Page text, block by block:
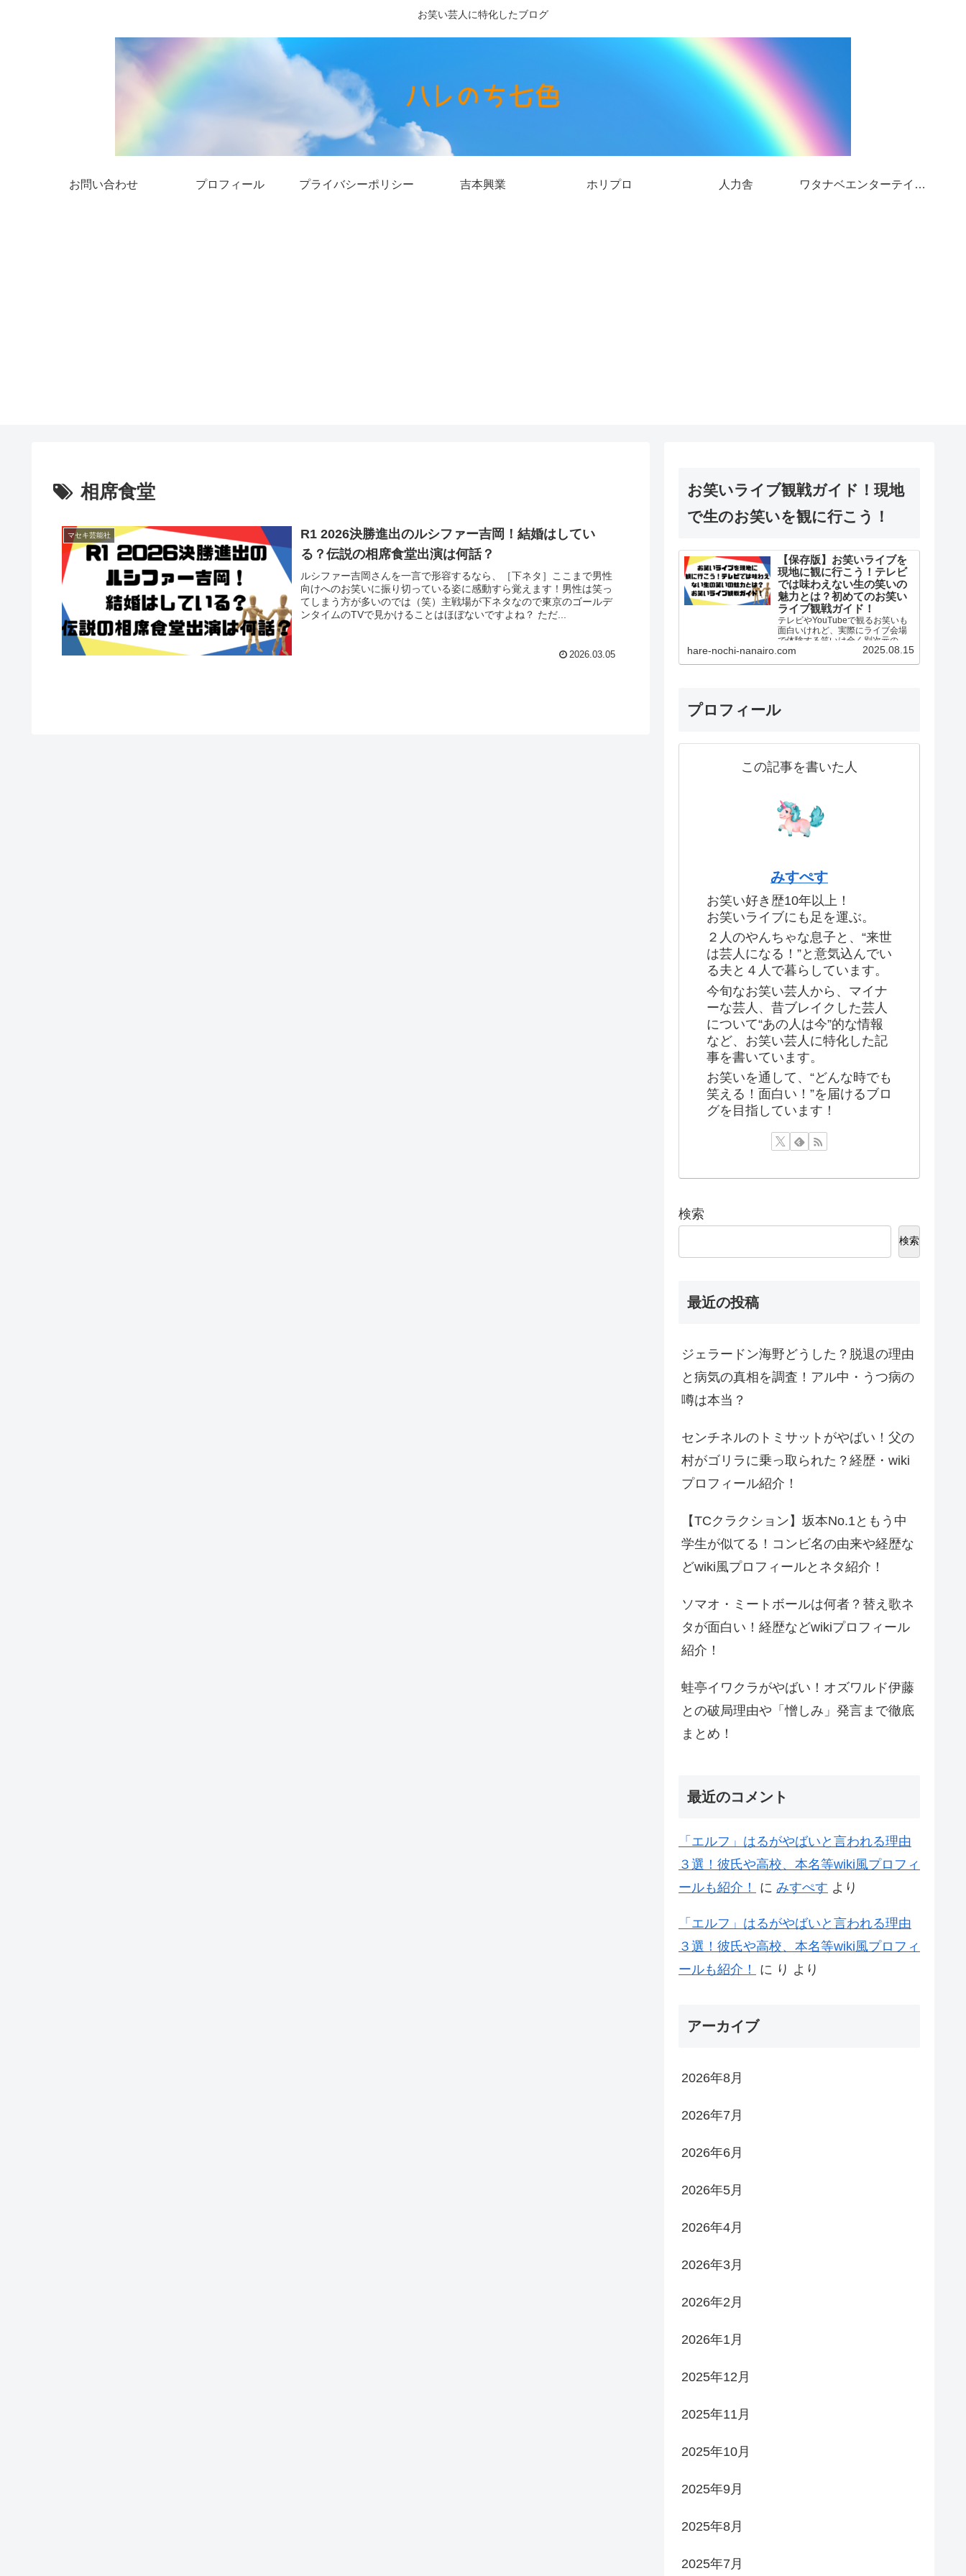
お笑い芸人に特化したブログ
お問い合わせ プロフィール プライバシーポリシー 吉本興業 ホリプロ 人力舎 ワタナベエンターテインメント
相席食堂
マセキ芸能社
R1 2026決勝進出のルシファー吉岡！結婚はしてい
る？伝説の相席食堂出演は何話？
ルシファー吉岡さんを一言で形容するなら、［下ネタ］ここまで男性
向けへのお笑いに振り切っている姿に感動すら覚えます！男性は笑っ
てしまう方が多いのでは（笑）主戦場が下ネタなので東京のゴールデ
ンタイムのTVで見かけることはほぼないですよね？ ただ...
2026.03.05
お笑いライブ観戦ガイド！現地
で生のお笑いを観に行こう！
【保存版】お笑いライブを
現地に観に行こう！テレビ
では味わえない生の笑いの
魅力とは？初めてのお笑い
ライブ観戦ガイド！
テレビやYouTubeで観るお笑いも
面白いけれど、実際にライブ会場
で体験する笑いは全く別次元の体
験です！あなたも一度現地に足を
hare-nochi-nanairo.com 2025.08.15
プロフィール
この記事を書いた人
みすぺす
お笑い好き歴10年以上！
お笑いライブにも足を運ぶ。
２人のやんちゃな息子と、“来世
は芸人になる！”と意気込んでい
る夫と４人で暮らしています。
今旬なお笑い芸人から、マイナ
ーな芸人、昔ブレイクした芸人
について“あの人は今”的な情報
など、お笑い芸人に特化した記
事を書いています。
お笑いを通して、“どんな時でも
笑える！面白い！”を届けるブロ
グを目指しています！
検索
検索
最近の投稿
ジェラードン海野どうした？脱退の理由
と病気の真相を調査！アル中・うつ病の
噂は本当？
センチネルのトミサットがやばい！父の
村がゴリラに乗っ取られた？経歴・wiki
プロフィール紹介！
【TCクラクション】坂本No.1ともう中
学生が似てる！コンビ名の由来や経歴な
どwiki風プロフィールとネタ紹介！
ソマオ・ミートボールは何者？替え歌ネ
タが面白い！経歴などwikiプロフィール
紹介！
蛙亭イワクラがやばい！オズワルド伊藤
との破局理由や「憎しみ」発言まで徹底
まとめ！
最近のコメント
「エルフ」はるがやばいと言われる理由
３選！彼氏や高校、本名等wiki風プロフィ
ールも紹介！
に みすぺす より
「エルフ」はるがやばいと言われる理由
３選！彼氏や高校、本名等wiki風プロフィ
ールも紹介！
に り より
アーカイブ
2026年8月
2026年7月
2026年6月
2026年5月
2026年4月
2026年3月
2026年2月
2026年1月
2025年12月
2025年11月
2025年10月
2025年9月
2025年8月
2025年7月